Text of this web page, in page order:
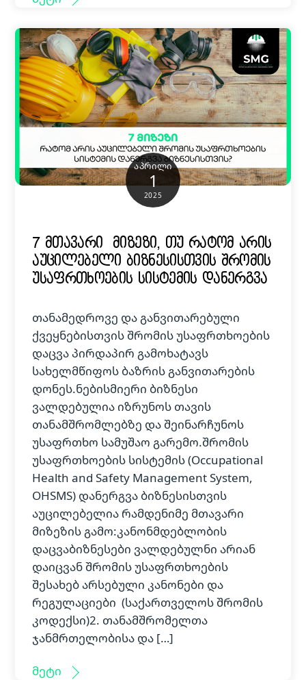
ᲐᲞᲠᲘᲚᲘ
1
2025
7 მთავარი მიზეზი, თუ რატომ არის
აუცილებელი ბიზნესისთვის შრომის
უსაფრთხოების სისტემის დანერგვა
თანამედროვე და განვითარებული
ქვეყნებისთვის შრომის უსაფრთხოების
დაცვა პირდაპირ გამოხატავს
სახელმწიფოს ბაზრის განვითარების
დონეს.ნებისმიერი ბიზნესი
ვალდებულია იზრუნოს თავის
თანამშრომლებზე და შეინარჩუნოს
უსაფრთხო სამუშაო გარემო.შრომის
უსაფრთხოების სისტემის (Occupational
Health and Safety Management System,
OHSMS) დანერგვა ბიზნესისთვის
აუცილებელია რამდენიმე მთავარი
მიზეზის გამო:კანონმდებლობის
დაცვაბიზნესები ვალდებულნი არიან
დაიცვან შრომის უსაფრთხოების
შესახებ არსებული კანონები და
რეგულაციები (საქართველოს შრომის
კოდექსი)2. თანამშრომელთა
ჯანმრთელობისა და […]
მეტი